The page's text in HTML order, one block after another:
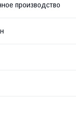
производство